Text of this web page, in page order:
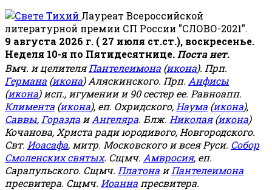
Лауреат Всероссийской
литературной премии СП России "СЛОВО-2021".
9 августа 2026 г. ( 27 июля ст.ст.), воскресенье.
Неделя 10-я по Пятидесятнице. Поста нет.
Вмч. и целителяПантелеимона (икона). Прп.
Германа (икона) Аляскинского. Прп. Анфисы
(икона) исп., игумении и 90 сестер ее. Равноапп.
Климента (икона), еп. Охридского, Наума (икона),
Саввы, Горазда иАнгеляра. Блж. Николая(икона)
Кочанова, Христа ради юродивого, Новгородского.
Свт. Иоасафа, митр. Московского и всея Руси. Собор
Смоленских святых. Сщмч. Амвросия, еп.
Сарапульского. Сщмч. Платона иПантелеимона
пресвитера. Сщмч. Иоанна пресвитера.